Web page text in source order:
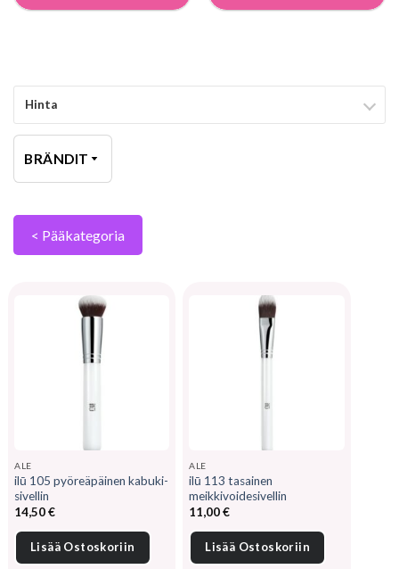
Hinta
BRÄNDIT
< Pääkategoria
ALE
ilū 105 pyöreäpäinen kabuki-
sivellin
14,50€
Lisää Ostoskoriin
ALE
ilū 113 tasainen
meikkivoidesivellin
11,00€
Lisää Ostoskoriin